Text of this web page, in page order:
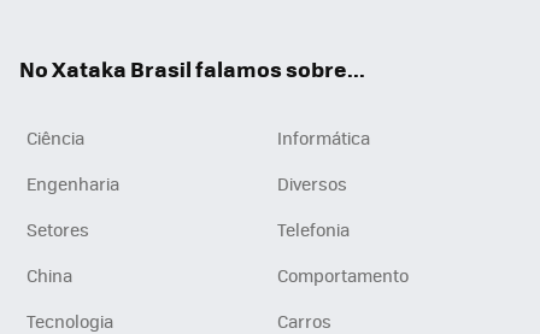
No Xataka Brasil falamos sobre...
Ciência
Informática
Engenharia
Diversos
Setores
Telefonia
China
Comportamento
Tecnologia
Carros